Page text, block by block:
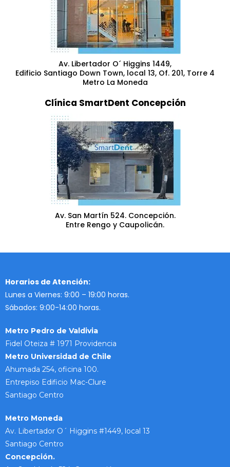
Av. Libertador O´ Higgins 1449,
Edificio Santiago Down Town, local 13, Of. 201, Torre 4
Metro La Moneda
Clínica SmartDent Concepción
Av. San Martín 524. Concepción.
Entre Rengo y Caupolicán.
Horarios de Atención:
Lunes a Viernes: 9:00 – 19:00 horas.
Sábados: 9:00-14:00 horas.
Metro Pedro de Valdivia
Fidel Oteiza # 1971 Providencia
Metro Universidad de Chile
Ahumada 254, oficina 100.
Entrepiso Edificio Mac-Clure
Santiago Centro
Metro Moneda
Av. Libertador O´ Higgins #1449, local 13
Santiago Centro
Concepción.